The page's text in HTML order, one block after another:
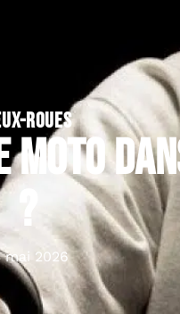
ROUES
moto
?
mai 2026